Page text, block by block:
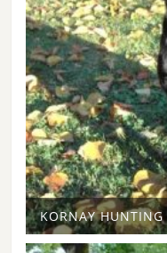
KORNAY HUNTING